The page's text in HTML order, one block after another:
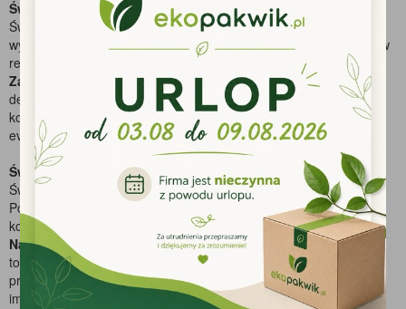
Świece – nastrojowe światło na każdą okazję
Świece wprowadzają ciepły, przyjemny klimat i są chętnie
wykorzystywane zarówno podczas uroczystości rodzinnych, jak i w
restauracjach czy hotelach.
Zastosowanie świec:
dekoracja stołów i wnętrz,
kolacje okolicznościowe,
eventy i spotkania tematyczne.
Świeczki urodzinowe – symbol celebracji
Świeczki urodzinowe to nieodłączny element każdego tortu.
Podkreślają wyjątkowość chwili i są ważnym symbolem celebracji
kolejnego roku życia.
Najczęstsze zastosowania:
torty urodzinowe,
przyjęcia dziecięce i dorosłych,
imprezy rodzinne.